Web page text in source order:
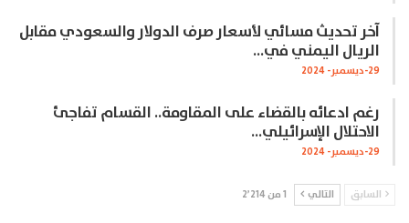
آخر تحديث مسائي لأسعار صرف الدولار والسعودي مقابل
الريال اليمني في…
29-ديسمبر- 2024
رغم ادعائه بالقضاء على المقاومة.. القسام تفاجئ
الاحتلال الإسرائيلي…
29-ديسمبر- 2024
السابق التالي 1 من 2٬214